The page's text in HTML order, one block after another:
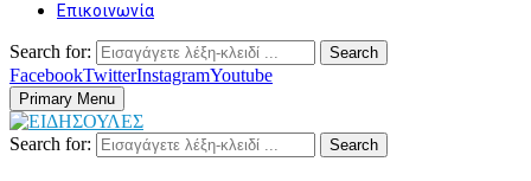
Επικοινωνία
Search for: Search
FacebookTwitterInstagramYoutube
Primary Menu
Search for: Search